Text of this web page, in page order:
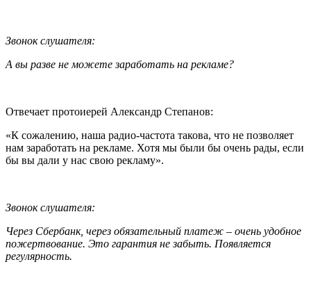
Звонок слушателя:
А вы разве не можете заработать на рекламе?
Отвечает протоиерей Александр Степанов:
«К сожалению, наша радио-частота такова, что не позволяет
нам заработать на рекламе. Хотя мы были бы очень рады, если
бы вы дали у нас свою рекламу».
Звонок слушателя:
Через Сбербанк, через обязательный платеж – очень удобное
пожертвование. Это гарантия не забыть. Появляется
регулярность.